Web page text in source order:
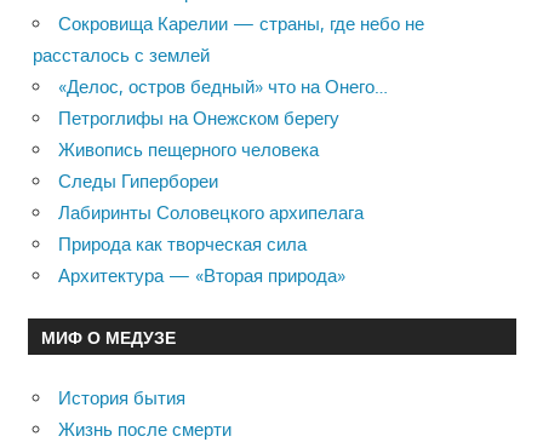
Сокровища Карелии — страны, где небо не
рассталось с землей
«Делос, остров бедный» что на Онего…
Петроглифы на Онежском берегу
Живопись пещерного человека
Следы Гипербореи
Лабиринты Соловецкого архипелага
Природа как творческая сила
Архитектура — «Вторая природа»
МИФ О МЕДУЗЕ
История бытия
Жизнь после смерти